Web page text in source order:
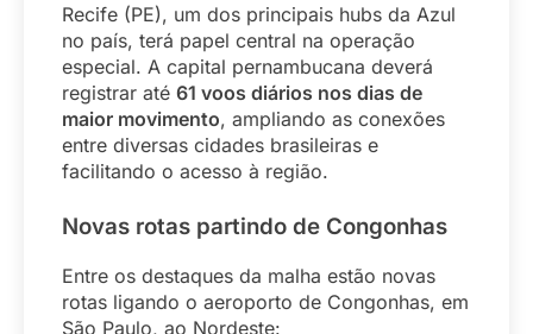
Recife (PE), um dos principais hubs da Azul
no país, terá papel central na operação
especial. A capital pernambucana deverá
registrar até 61 voos diários nos dias de
maior movimento, ampliando as conexões
entre diversas cidades brasileiras e
facilitando o acesso à região.
Novas rotas partindo de Congonhas
Entre os destaques da malha estão novas
rotas ligando o aeroporto de Congonhas, em
São Paulo, ao Nordeste: